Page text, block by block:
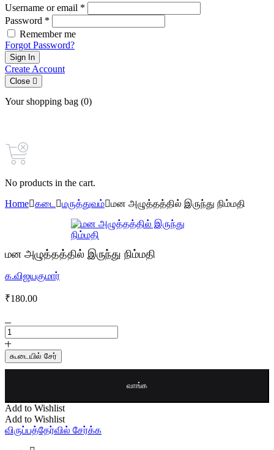
Username or email *
Password *
Remember me
Forgot Password?
Sign In
Create Account
Close
Your shopping bag (0)
No products in the cart.
Home கடை மருத்துவம் மன அழுத்தத்தில் இருந்து நிம்மதி
மன அழுத்தத்தில் இருந்து நிம்மதி
க.விஜயகுமார்
₹180.00
மன
அழுத்தத்தில்
இருந்து
நிம்மதி
கூடையில் சேர்
வாங்க
Add to Wishlist
Add to Wishlist
விருப்பத்தேர்வில் சேர்க்க